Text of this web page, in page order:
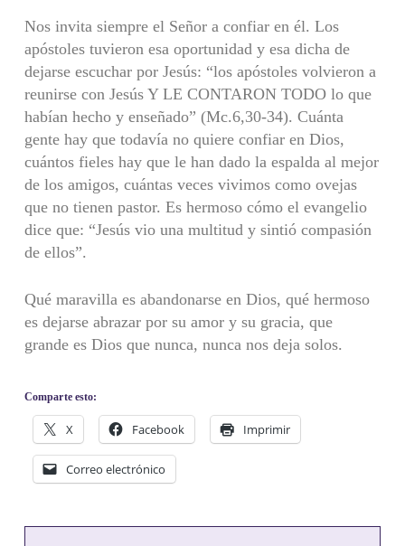
Nos invita siempre el Señor a confiar en él. Los
apóstoles tuvieron esa oportunidad y esa dicha de
dejarse escuchar por Jesús: “los apóstoles volvieron a
reunirse con Jesús Y LE CONTARON TODO lo que
habían hecho y enseñado” (Mc.6,30-34). Cuánta
gente hay que todavía no quiere confiar en Dios,
cuántos fieles hay que le han dado la espalda al mejor
de los amigos, cuántas veces vivimos como ovejas
que no tienen pastor. Es hermoso cómo el evangelio
dice que: “Jesús vio una multitud y sintió compasión
de ellos”.
Qué maravilla es abandonarse en Dios, qué hermoso
es dejarse abrazar por su amor y su gracia, que
grande es Dios que nunca, nunca nos deja solos.
Comparte esto:
X Facebook Imprimir
Correo electrónico